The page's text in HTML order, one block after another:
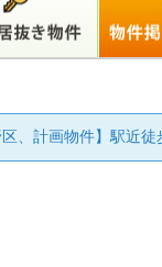
区、計画物件】駅近